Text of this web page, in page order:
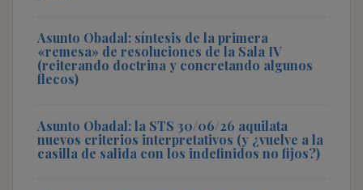
Asunto Obadal: síntesis de la primera
«remesa» de resoluciones de la Sala IV
(reiterando doctrina y concretando algunos
flecos)
Asunto Obadal: la STS 30/06/26 aquilata
nuevos criterios interpretativos (y ¿vuelve a la
casilla de salida con los indefinidos no fijos?)